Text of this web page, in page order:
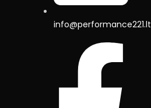
info@performance221.lt